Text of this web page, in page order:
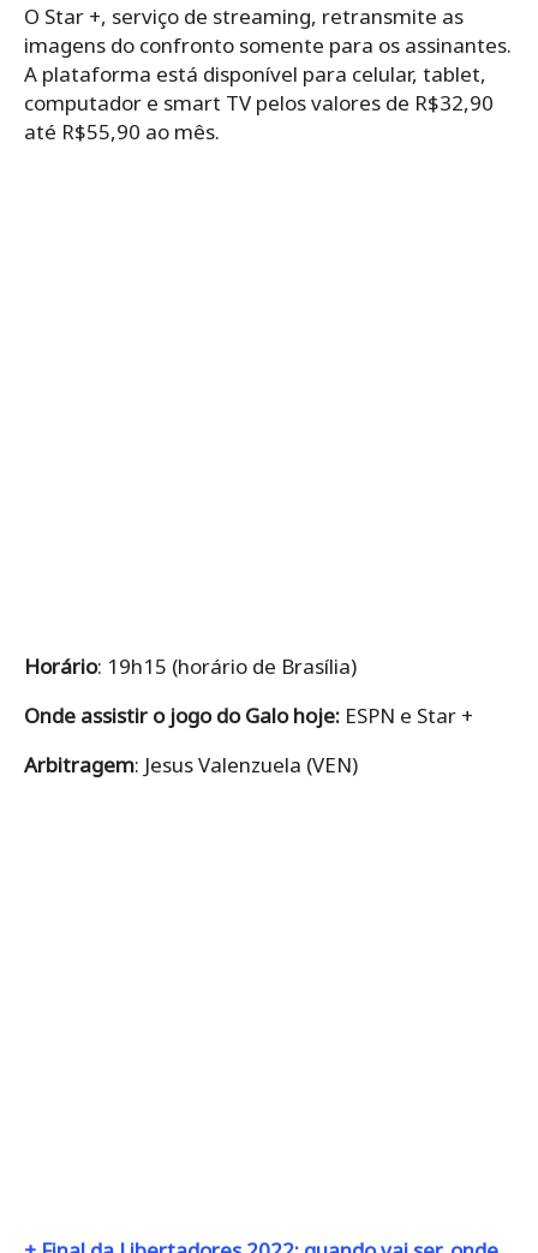
O Star +, serviço de streaming, retransmite as
imagens do confronto somente para os assinantes.
A plataforma está disponível para celular, tablet,
computador e smart TV pelos valores de R$32,90
até R$55,90 ao mês.
Horário: 19h15 (horário de Brasília)
Onde assistir o jogo do Galo hoje: ESPN e Star +
Arbitragem: Jesus Valenzuela (VEN)